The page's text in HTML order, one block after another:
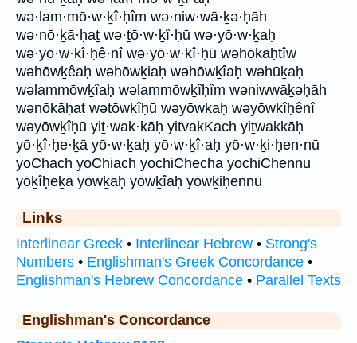
wə·lam·mō·w·ḵî·ḥîm wə·niw·wā·ḵə·ḥāh
wə·nō·ḵā·ḥaṯ wə·ṯō·w·ḵî·ḥū wə·yō·w·ḵaḥ
wə·yō·w·ḵî·ḥê·nî wə·yō·w·ḵî·ḥū wəhōḵaḥtîw
wəhōwḵêaḥ wəhōwḵiaḥ wəhōwḵîaḥ wəhūḵaḥ
wəlammōwḵîaḥ wəlammōwḵîḥîm wəniwwāḵəḥāh
wənōḵāḥaṯ wəṯōwḵîḥū wəyōwḵaḥ wəyōwḵîḥênî
wəyōwḵîḥū yiṯ·wak·kāḥ yitvakKach yiṯwakkāḥ
yō·ḵî·ḥe·ḵā yō·w·ḵaḥ yō·w·ḵî·aḥ yō·w·ḵi·ḥen·nū
yoChach yoChiach yochiChecha yochiChennu
yōḵîḥeḵā yōwḵaḥ yōwḵîaḥ yōwḵiḥennū
Links
Interlinear Greek • Interlinear Hebrew • Strong's
Numbers • Englishman's Greek Concordance •
Englishman's Hebrew Concordance • Parallel Texts
Englishman's Concordance